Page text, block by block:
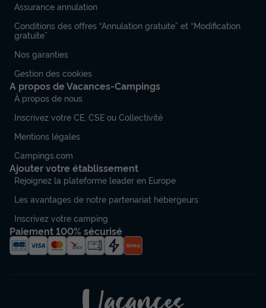
Assurance annulation
Conditions des offres “Annulation gratuite” et “Modification
gratuite”
Nos garanties
Gestion des cookies
A propos de Vacances-Campings
À propos de nous
Inscrivez votre CE, CSE ou Collectivité
Mentions légales
Campings.com
Ajouter votre établissement
Rejoignez la plateforme leader en Europe
Les avantages de notre partenariat hébergeurs
Inscrivez votre camping
Paiement 100% sécurisé